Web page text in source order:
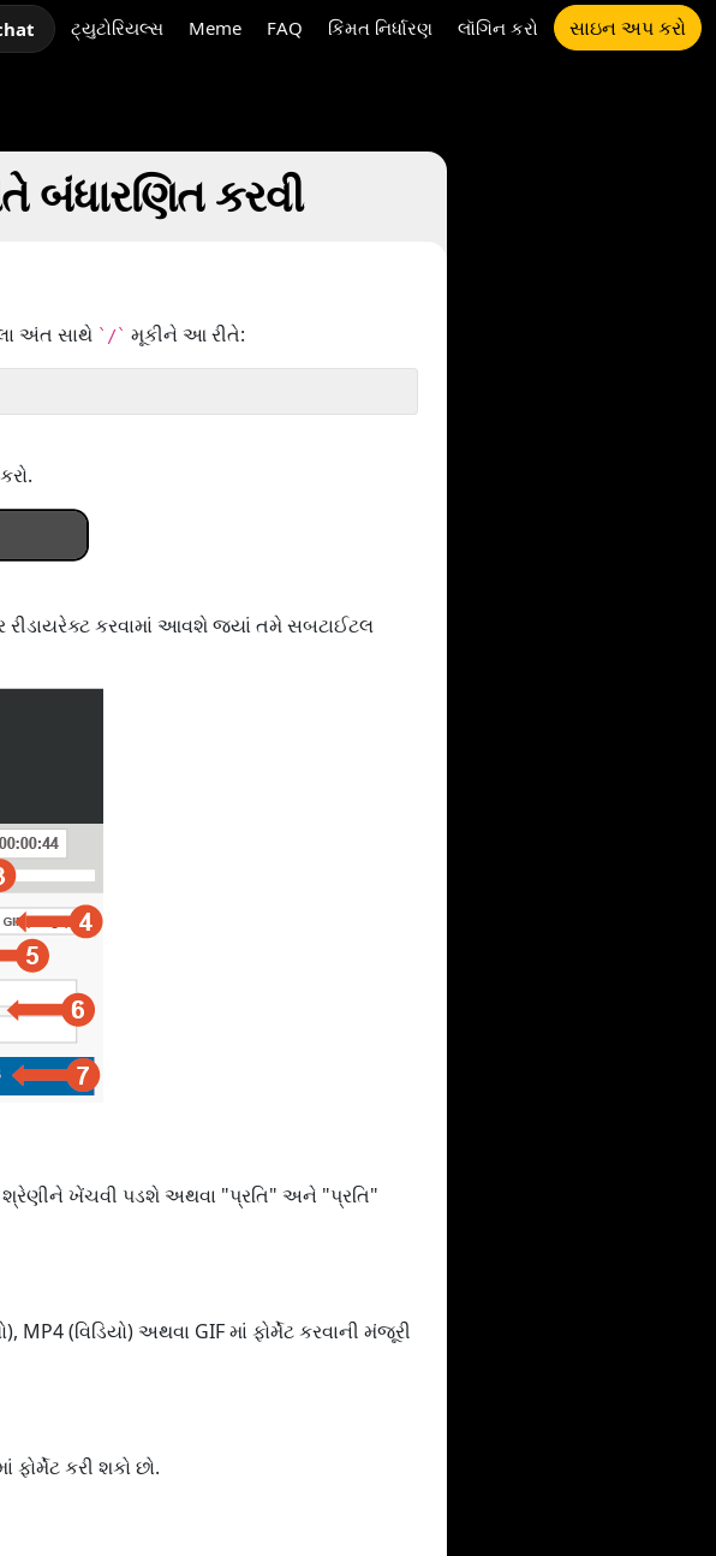
ટ્યુટોરિયલ્સ Meme FAQ કિંમત નિર્ધારણ લૉગિન કરો સાઇન અપ કરો
બંધારણિત કરવી
અંત સાથે `/` મૂકીને આ રીતે:
રીડાયરેક્ટ કરવામાં આવશે જ્યાં તમે સબટાઈટલ
શ્રેણીને ખેંચવી પડશે અથવા "પ્રતિ" અને "પ્રતિ"
(વિડિયો) અથવા GIF માં ફોર્મેટ કરવાની મંજૂરી
કરી શકો છો.